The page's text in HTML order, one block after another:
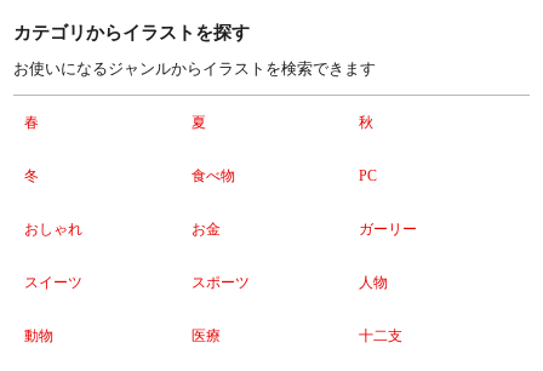
カテゴリからイラストを探す
お使いになるジャンルからイラストを検索できます
春 夏 秋
冬 食べ物 PC
おしゃれ お金 ガーリー
スイーツ スポーツ 人物
動物 医療 十二支